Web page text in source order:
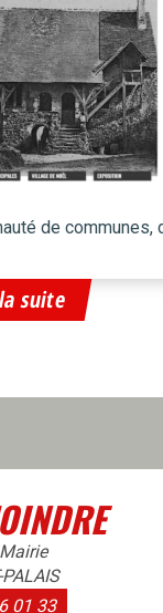
de communes,
suite
01 33